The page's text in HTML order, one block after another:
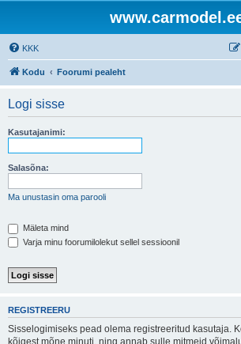
KKK
Kodu Foorumi pealeht
Logi sisse
Kasutajanimi:
Salasõna:
Ma unustasin oma parooli
Mäleta mind
Varja minu foorumilolekut sellel sessioonil
REGISTREERU
Sisselogimiseks pead olema registreeritud kasutaja.
kõigest mõne minuti, ning annab sulle mitmeid